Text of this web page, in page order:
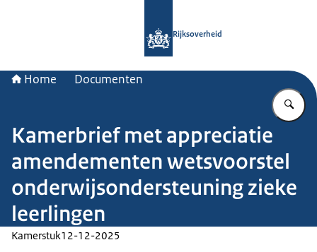
Rijksoverheid
Home Documenten
Kamerbrief met appreciatie
amendementen wetsvoorstel
onderwijsondersteuning zieke
leerlingen
Kamerstuk12-12-2025